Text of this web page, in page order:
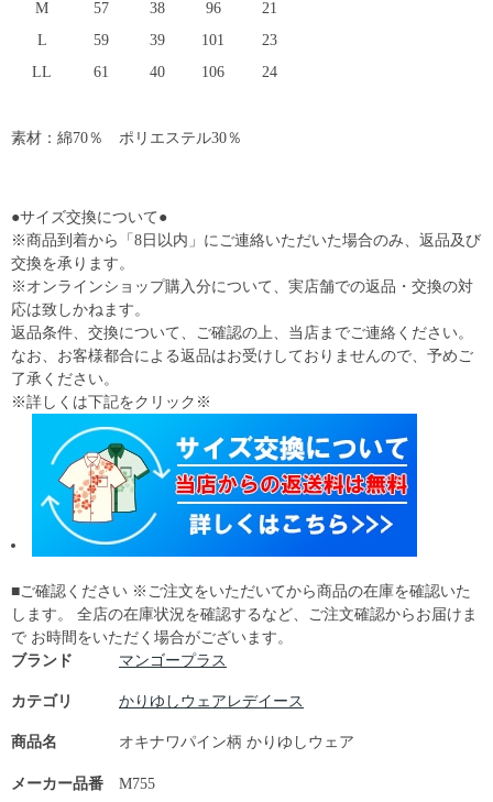
M 57 38 96
21
L
59 39 101
23
LL
61 40 106 24
素材：綿70％ ポリエステル30％
●サイズ交換について●
※商品到着から「8日以内」にご連絡いただいた場合のみ、返品及び
交換を承ります。
※オンラインショップ購入分について、実店舗での返品・交換の対
応は致しかねます。
返品条件、交換について、ご確認の上、当店までご連絡ください。
なお、お客様都合による返品はお受けしておりませんので、予めご
了承ください。
※詳しくは下記をクリック※
■ご確認ください ※ご注文をいただいてから商品の在庫を確認いた
します。 全店の在庫状況を確認するなど、ご注文確認からお届けま
で お時間をいただく場合がございます。
ブランド
マンゴープラス
カテゴリ かりゆしウェアレデイース
商品名 オキナワパイン柄 かりゆしウェア
メーカー品番 M755